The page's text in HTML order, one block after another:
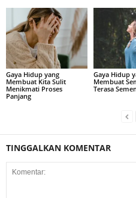
Gaya Hidup yang
Membuat Kita Sulit
Menikmati Proses
Panjang
Gaya Hidup
Membuat
Terasa
TINGGALKAN KOMENTAR